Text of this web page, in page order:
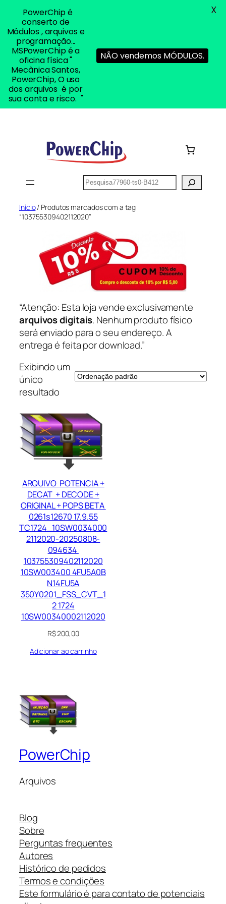
Pesquisar
Início/ Produtos marcados com a tag
“103755309402112020”
“Atenção: Esta loja vende exclusivamente
arquivos digitais. Nenhum produto físico
será enviado para o seu endereço. A
entrega é feita por download.”
Exibindo um
único
resultado
ARQUIVO POTENCIA +
DECAT + DECODE +
ORIGINAL + POPS BETA
0261s12670 17.9.55
TC1724_10SW0034000
2112020-20250808-
094634
103755309402112020
10SW003400 4FU5A0B
N14FU5A
350Y0201_FSS_CVT_1
2 1724
10SW00340002112020
R$200,00
Adicionar ao carrinho
PowerChip
Arquivos
Blog
Sobre
Perguntas frequentes
Autores
Histórico de pedidos
Termos e condições
Este formulário é para contato de potenciais
PowerChip é
conserto de
Módulos , arquivos e
programação...
MSPowerChip é a
oficina física "
Mecânica Santos,
PowerChip, O uso
dos arquivos é por
sua conta e risco. "
NÃO vendemos MÓDULOS.
X